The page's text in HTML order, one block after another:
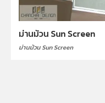
ม่านม้วน Sun Screen
ม่านม้วน Sun Screen